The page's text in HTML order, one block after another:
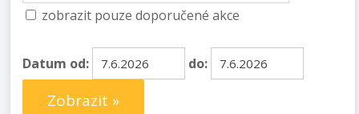
zobrazit pouze doporučené akce
Datum od: do:
Zobrazit »